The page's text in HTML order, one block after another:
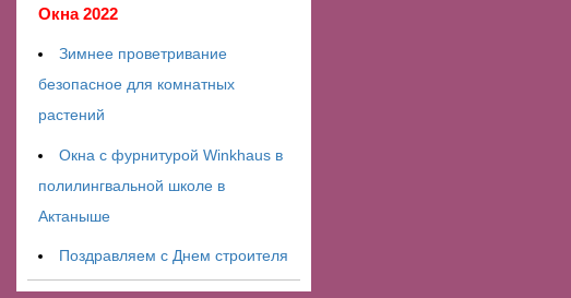
Окна 2022
Зимнее проветривание
безопасное для комнатных
растений
Окна с фурнитурой Winkhaus в
полилингвальной школе в
Актаныше
Поздравляем с Днем строителя